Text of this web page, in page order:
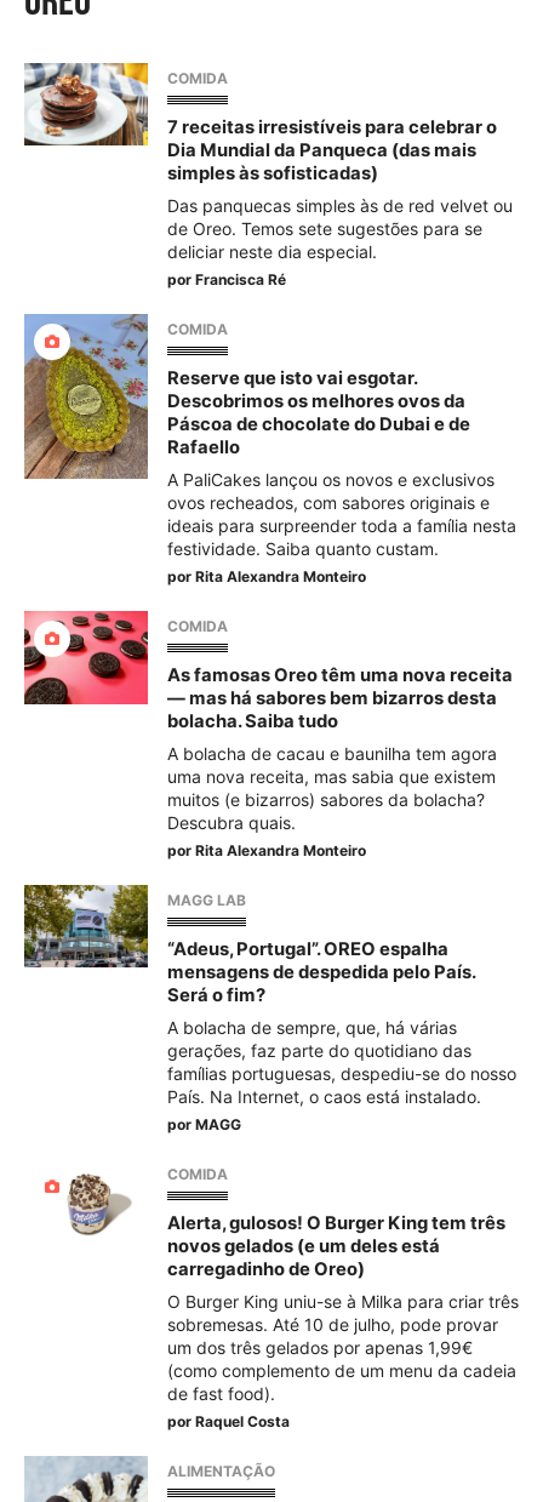
COMIDA
7 receitas irresistíveis para celebrar o
Dia Mundial da Panqueca (das mais
simples às sofisticadas)
Das panquecas simples às de red velvet ou
de Oreo. Temos sete sugestões para se
deliciar neste dia especial.
por Francisca Ré
COMIDA
Reserve que isto vai esgotar.
Descobrimos os melhores ovos da
Páscoa de chocolate do Dubai e de
Rafaello
A PaliCakes lançou os novos e exclusivos
ovos recheados, com sabores originais e
ideais para surpreender toda a família nesta
festividade. Saiba quanto custam.
por Rita Alexandra Monteiro
COMIDA
As famosas Oreo têm uma nova receita
— mas há sabores bem bizarros desta
bolacha. Saiba tudo
A bolacha de cacau e baunilha tem agora
uma nova receita, mas sabia que existem
muitos (e bizarros) sabores da bolacha?
Descubra quais.
por Rita Alexandra Monteiro
MAGG LAB
“Adeus, Portugal”. OREO espalha
mensagens de despedida pelo País.
Será o fim?
A bolacha de sempre, que, há várias
gerações, faz parte do quotidiano das
famílias portuguesas, despediu-se do nosso
País. Na Internet, o caos está instalado.
por MAGG
COMIDA
Alerta, gulosos! O Burger King tem três
novos gelados (e um deles está
carregadinho de Oreo)
O Burger King uniu-se à Milka para criar três
sobremesas. Até 10 de julho, pode provar
um dos três gelados por apenas 1,99€
(como complemento de um menu da cadeia
de fast food).
por Raquel Costa
ALIMENTAÇÃO